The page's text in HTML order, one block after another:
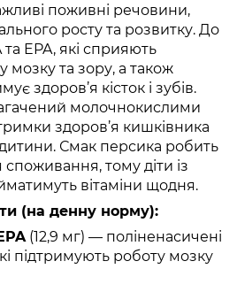
поживні речовини,
росту та розвитку. До
EPA, які сприяють
мозку та зору, а також
здоров’я кісток і зубів.
молочнокислими
здоров’я кишківника
Смак персика робить
тому діти із
вітаміни щодня.
(на денну норму):
(12,9 мг) — поліненасичені
підтримують роботу мозку